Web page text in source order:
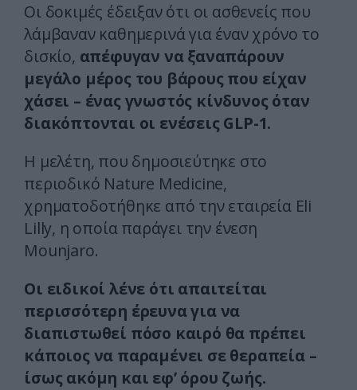
Οι δοκιμές έδειξαν ότι οι ασθενείς που
λάμβαναν καθημερινά για έναν χρόνο το
δισκίο, απέφυγαν να ξαναπάρουν
μεγάλο μέρος του βάρους που είχαν
χάσει – ένας γνωστός κίνδυνος όταν
διακόπτονται οι ενέσεις GLP-1.
Η μελέτη, που δημοσιεύτηκε στο
περιοδικό Nature Medicine,
χρηματοδοτήθηκε από την εταιρεία Eli
Lilly, η οποία παράγει την ένεση
Mounjaro.
Οι ειδικοί λένε ότι απαιτείται
περισσότερη έρευνα για να
διαπιστωθεί πόσο καιρό θα πρέπει
κάποιος να παραμένει σε θεραπεία –
ίσως ακόμη και εφ’ όρου ζωής.